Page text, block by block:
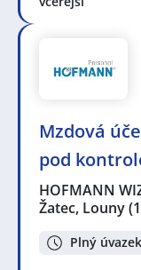
Mzdová
pod
HOFMANN
Žatec, Louny
Plný úvazek